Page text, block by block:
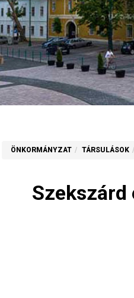
ÖNKORMÁNYZAT TÁRSULÁSOK
Szekszárd